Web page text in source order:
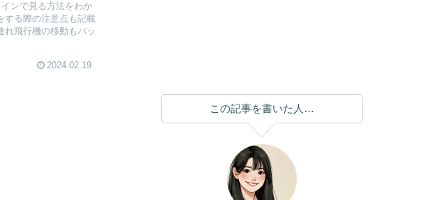
ンで見る方法をわか
する際の注意点も記載
れ飛行機の移動もバッ
2024.02.19
この記事を書いた人…